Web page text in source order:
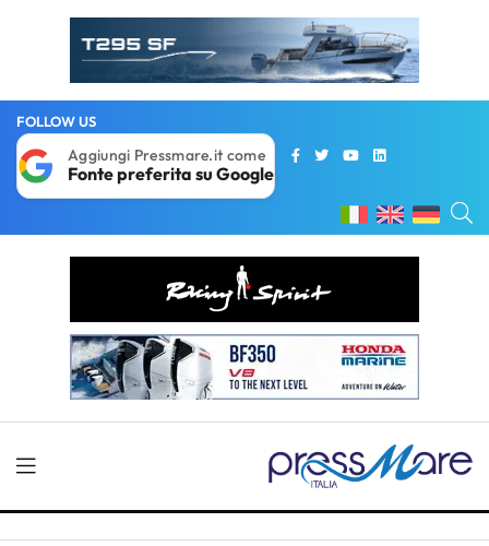
FOLLOW US
Aggiungi Pressmare.it come
Fonte preferita su Google